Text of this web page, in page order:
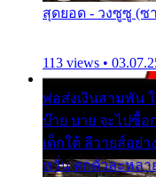
สุดยอด - วงซูซู (ซ
113 views •
พ่อส่งเงินสามพัน
บ๊าย บาย จะไปซื้อ
เด็กใต้ ลีวายส์อย่
หวั่น ตกตัวละหลา